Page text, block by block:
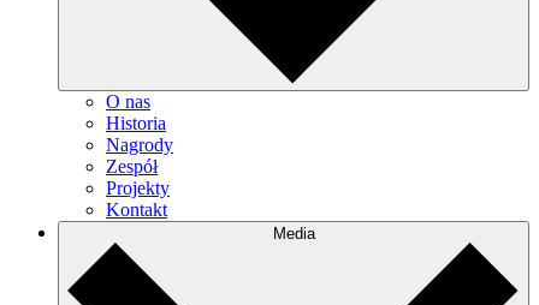
O nas
Historia
Nagrody
Zespół
Projekty
Kontakt
Media